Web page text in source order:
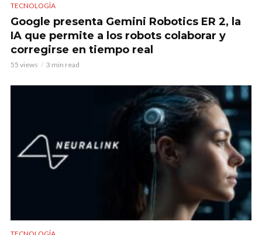
TECNOLOGÍA
Google presenta Gemini Robotics ER 2, la
IA que permite a los robots colaborar y
corregirse en tiempo real
55 views 3 min read